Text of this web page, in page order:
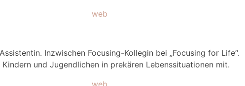
web
Inzwischen Focusing-Kollegin bei „Focusing for
und Jugendlichen in prekären Lebenssituationen mit.
web